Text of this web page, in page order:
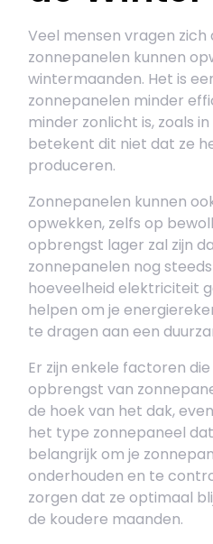
Veel mensen vragen
zonnepanelen kunnen
wintermaanden. Het is
zonnepanelen minder
minder zonlicht is, zoals
betekent dit niet dat ze
produceren.
Zonnepanelen kunnen
opwekken, zelfs op
opbrengst lager zal zijn
zonnepanelen nog
hoeveelheid elektriciteit
helpen om je
te dragen aan een
Er zijn enkele factoren
opbrengst van
de hoek van het dak,
het type zonnepaneel
belangrijk om je
onderhouden en te
zorgen dat ze optimaal
de koudere maanden.